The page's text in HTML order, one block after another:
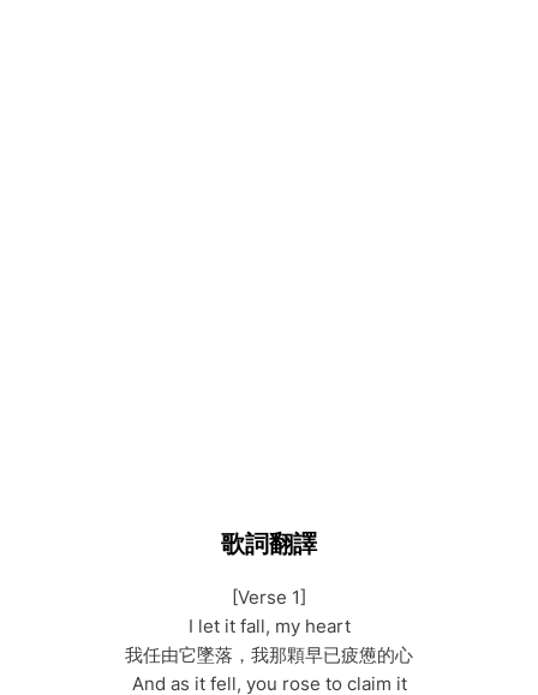
歌詞翻譯
[Verse 1]
I let it fall, my heart
我任由它墜落，我那顆早已疲憊的心
And as it fell, you rose to claim it